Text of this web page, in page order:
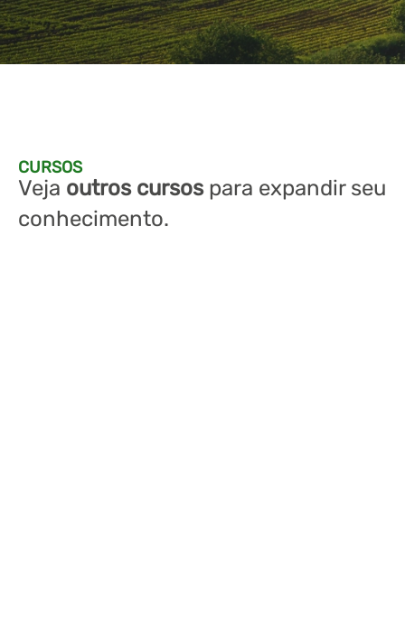
CURSOS
Veja outros cursospara expandir seu
conhecimento.